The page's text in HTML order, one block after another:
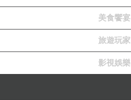
美食饗宴
旅遊玩家
影視娛樂